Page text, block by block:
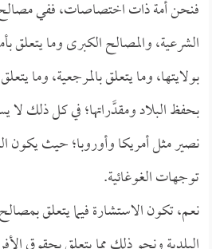
فنحن أمة ذات اختصاصات، ففي مصالح
الشرعية، والمصالح الكبرى وما يتعلق
بولايتها، وما يتعلق بالمرجعية، وما
بحفظ البلاد ومقدَّراتها؛ في كل ذلك لا
نصير مثل أمريكا وأوروبا؛ حيث يكون
توجهات الغوغائية.
نعم، تكون الاستشارة فيما يتعلق